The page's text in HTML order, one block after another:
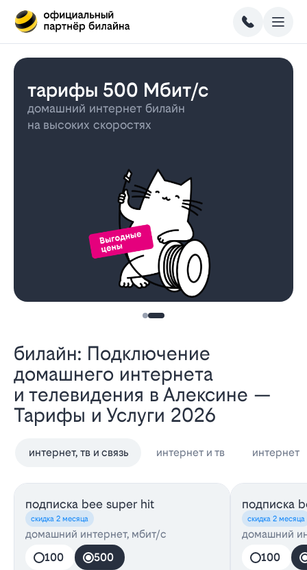
тарифы 500 Мбит/с
домашний интернет билайн
на высоких скоростях
Билайн: Подключение
домашнего интернета
и телевидения в Алексине —
Тарифы и Услуги 2026
интернет, тв и связь интернет и тв интернет
подписка bee super hit
скидка 2 месяца
домашний интернет, мбит/с
100
500
подписка
скидка 2 месяца
домашний
100